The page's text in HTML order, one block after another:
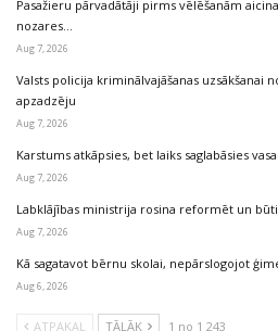
Pasažieru pārvadātāji pirms vēlēšanām
nozares…
Aug 7, 2026
Valsts policija kriminālvajāšanas uzsākšanai
apzadzēju
Aug 7, 2026
Karstums atkāpsies, bet laiks saglabāsies
Aug 7, 2026
Labklājības ministrija rosina reformēt un
Aug 7, 2026
Kā sagatavot bērnu skolai, nepārslogojot
Aug 6, 2026
ATPAKAĻ TĀLĀK 1 no 1 243